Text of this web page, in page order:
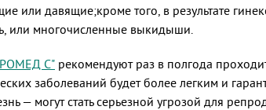
или давящие;кроме того, в результате
или многочисленные выкидыши.
С" рекомендуют раз в полгода
заболеваний будет более легким и
— могут стать серьезной угрозой для